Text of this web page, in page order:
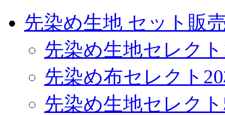
先染め生地 セット販
先染め生地セレク
先染め布セレクト
先染め生地セレク